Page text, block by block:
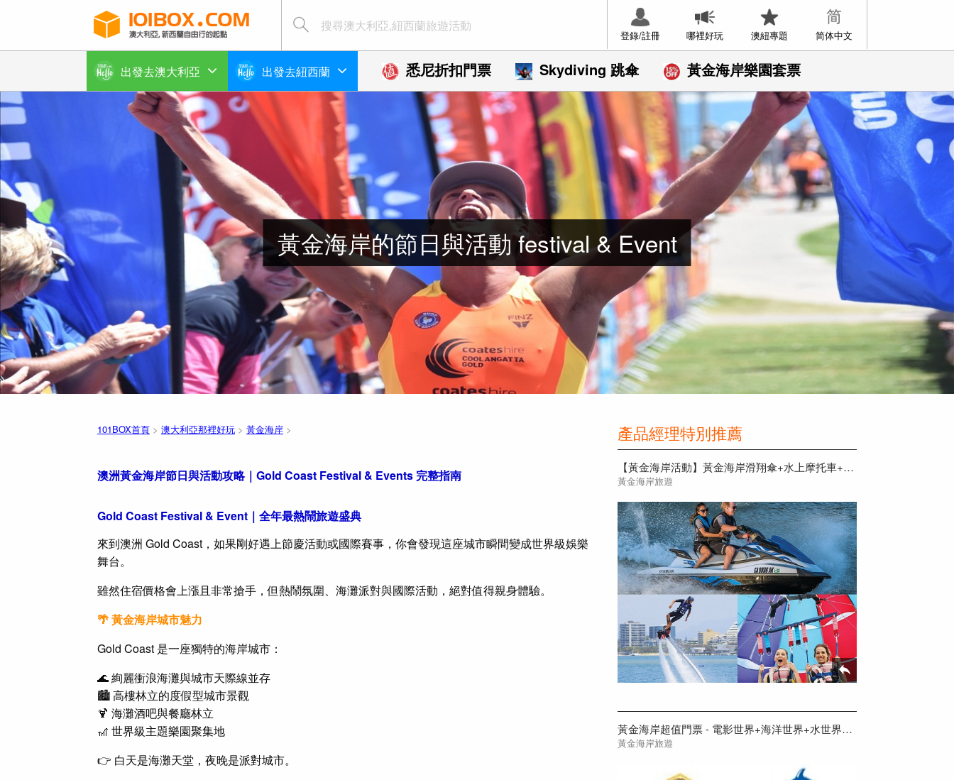
登錄/註冊 哪裡好玩 澳紐專題 简体中文
出發去澳大利亞 出發去紐西蘭 悉尼折扣門票 Skydiving 跳傘 黃金海岸樂園套票
黃金海岸的節日與活動 festival & Event
101BOX首頁 > 澳大利亞那裡好玩 > 黃金海岸 >
澳洲黃金海岸節日與活動攻略｜Gold Coast Festival & Events 完整指南
Gold Coast Festival & Event｜全年最熱鬧旅遊盛典
來到澳洲 Gold Coast，如果剛好遇上節慶活動或國際賽事，你會發現這座城市瞬間變成世界級娛樂
舞台。
雖然住宿價格會上漲且非常搶手，但熱鬧氛圍、海灘派對與國際活動，絕對值得親身體驗。
🌴 黃金海岸城市魅力
Gold Coast 是一座獨特的海岸城市：
🌊 絢麗衝浪海灘與城市天際線並存
🏙️ 高樓林立的度假型城市景觀
🍹 海灘酒吧與餐廳林立
🎢 世界級主題樂園聚集地
👉 白天是海灘天堂，夜晚是派對城市。
產品經理特別推薦
【黃金海岸活動】黃金海岸滑翔傘+水上摩托車+水上鋼鐵人2人三項組合
黃金海岸旅遊
黃金海岸超值門票 - 電影世界+海洋世界+水世界+天堂農莊(超值五天套票)
黃金海岸旅遊